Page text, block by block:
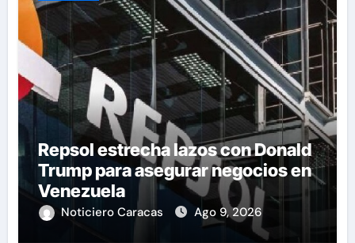
Repsol estrecha lazos con Donald
Trump para asegurar negocios en
Venezuela
Noticiero Caracas Ago 9, 2026